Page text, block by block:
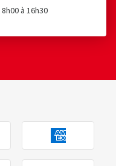
à 16h30